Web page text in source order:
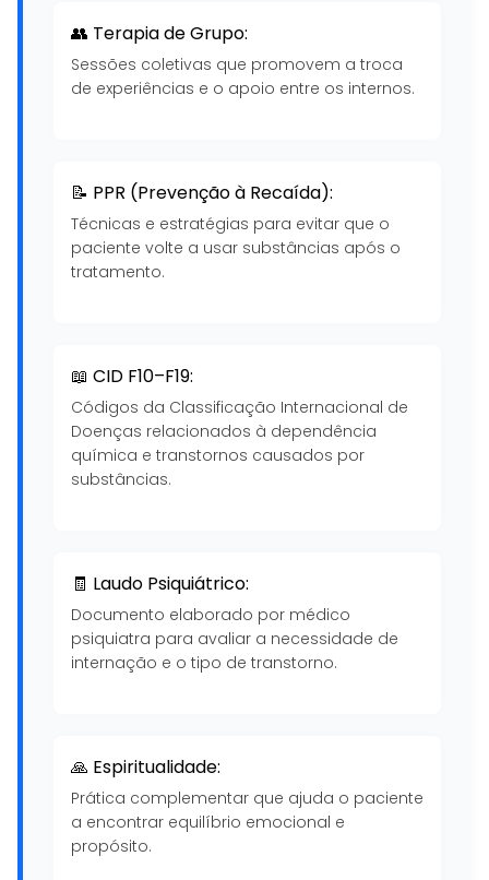
👥 Terapia de Grupo:
Sessões coletivas que promovem a troca
de experiências e o apoio entre os internos.
📝 PPR (Prevenção à Recaída):
Técnicas e estratégias para evitar que o
paciente volte a usar substâncias após o
tratamento.
📖 CID F10–F19:
Códigos da Classificação Internacional de
Doenças relacionados à dependência
química e transtornos causados por
substâncias.
🧾 Laudo Psiquiátrico:
Documento elaborado por médico
psiquiatra para avaliar a necessidade de
internação e o tipo de transtorno.
🙏 Espiritualidade:
Prática complementar que ajuda o paciente
a encontrar equilíbrio emocional e
propósito.